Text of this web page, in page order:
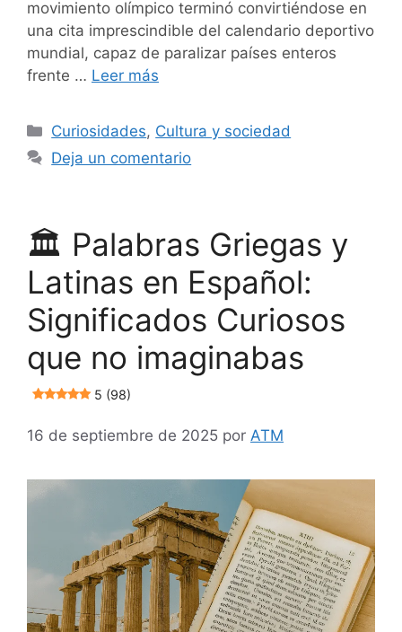
movimiento olímpico terminó convirtiéndose en
una cita imprescindible del calendario deportivo
mundial, capaz de paralizar países enteros
frente … Leer más
Categorías
Curiosidades, Cultura y sociedad
Deja un comentario
🏛️ Palabras Griegas y
Latinas en Español:
Significados Curiosos
que no imaginabas
5 (98)
16 de septiembre de 2025 por ATM